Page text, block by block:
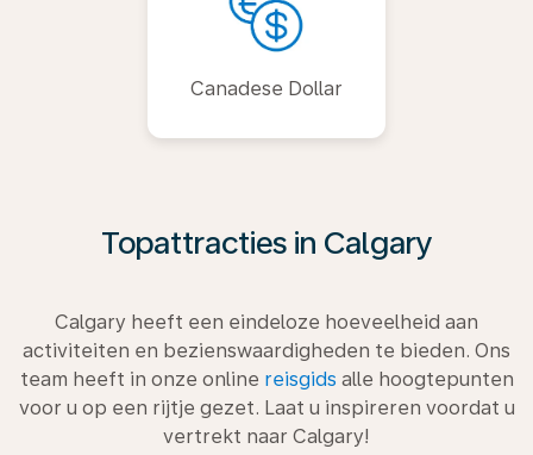
Canadese Dollar
Topattracties in Calgary
Calgary heeft een eindeloze hoeveelheid aan
activiteiten en bezienswaardigheden te bieden. Ons
team heeft in onze online reisgids alle hoogtepunten
voor u op een rijtje gezet. Laat u inspireren voordat u
vertrekt naar Calgary!